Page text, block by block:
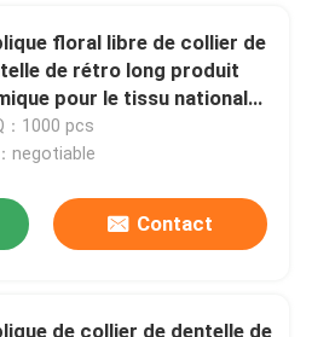
floral libre de collier de
de rétro long produit
pour le tissu national
：1000 pcs
negotiable
Contact
de collier de dentelle de